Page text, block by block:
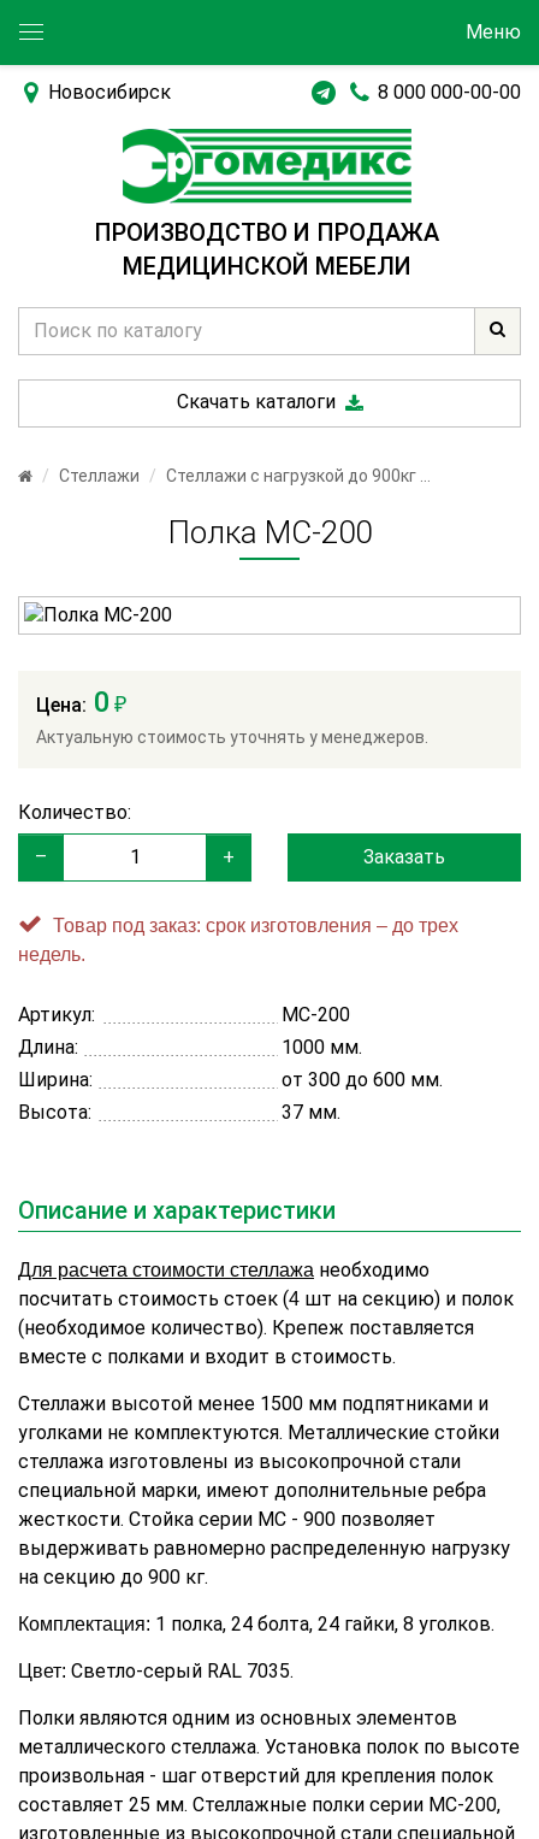
Меню
Новосибирск 8 000 000-00-00
ПРОИЗВОДСТВО И ПРОДАЖА
МЕДИЦИНСКОЙ МЕБЕЛИ
Скачать каталоги
Стеллажи Стеллажи с нагрузкой до 900кг
Полка МС-200
Цена: 0 ₽
Актуальную стоимость уточнять у менеджеров.
Количество:
–
+ Заказать
Товар под заказ: срок изготовления – до трех
недель.
Артикул:
МС-200
Длина:
1000 мм.
Ширина:
от 300 до 600 мм.
Высота:
37 мм.
Описание и характеристики
Для расчета стоимости стеллажа необходимо
посчитать стоимость стоек (4 шт на секцию) и полок
(необходимое количество). Крепеж поставляется
вместе с полками и входит в стоимость.
Стеллажи высотой менее 1500 мм подпятниками и
уголками не комплектуются. Металлические стойки
стеллажа изготовлены из высокопрочной стали
специальной марки, имеют дополнительные ребра
жесткости. Стойка серии МС - 900 позволяет
выдерживать равномерно распределенную нагрузку
на секцию до 900 кг.
Комплектация: 1 полка, 24 болта, 24 гайки, 8 уголков.
Цвет: Светло-серый RAL 7035.
Полки являются одним из основных элементов
металлического стеллажа. Установка полок по высоте
произвольная - шаг отверстий для крепления полок
составляет 25 мм. Стеллажные полки серии МС-200,
изготовленные из высокопрочной стали специальной